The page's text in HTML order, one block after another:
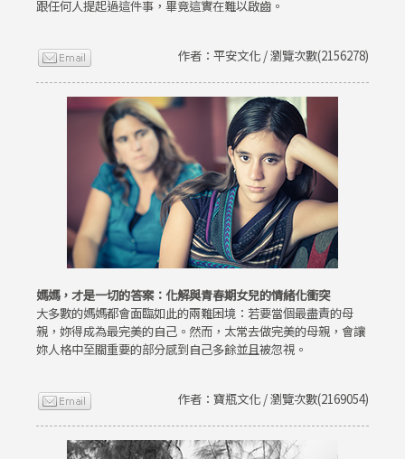
跟任何人提起過這件事，畢竟這實在難以啟齒。
作者：平安文化 / 瀏覽次數(2156278)
媽媽，才是一切的答案：化解與青春期女兒的情緒化衝突
大多數的媽媽都會面臨如此的兩難困境：若要當個最盡責的母
親，妳得成為最完美的自己。然而，太常去做完美的母親，會讓
妳人格中至關重要的部分感到自己多餘並且被忽視。
作者：寶瓶文化 / 瀏覽次數(2169054)